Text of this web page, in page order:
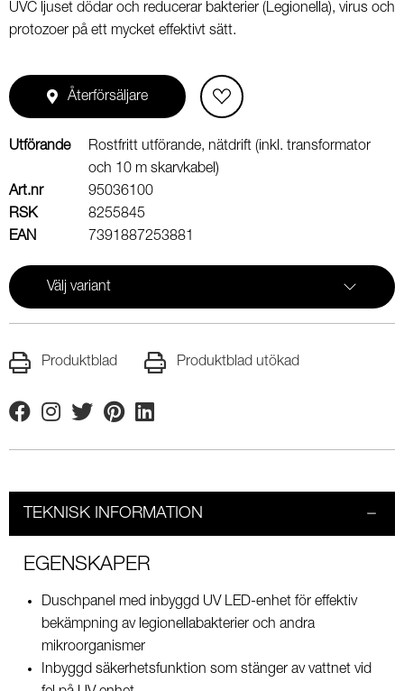
UVC ljuset dödar och reducerar bakterier (Legionella), virus och
protozoer på ett mycket effektivt sätt.
Återförsäljare
Utförande
Rostfritt utförande, nätdrift (inkl. transformator
och 10 m skarvkabel)
Art.nr
95036100
RSK
8255845
EAN
7391887253881
Välj variant
Produktblad Produktblad utökad
FacebookInstagram
TwitterPinterestLinkedin
TEKNISK INFORMATION
EGENSKAPER
Duschpanel med inbyggd UV LED-enhet för effektiv
bekämpning av legionellabakterier och andra
mikroorganismer
Inbyggd säkerhetsfunktion som stänger av vattnet vid